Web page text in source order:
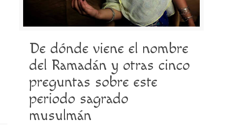
De dónde viene el nombre
del Ramadán y otras cinco
preguntas sobre este
periodo sagrado
musulmán